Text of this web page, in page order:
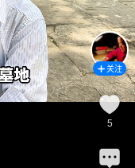
关注
5